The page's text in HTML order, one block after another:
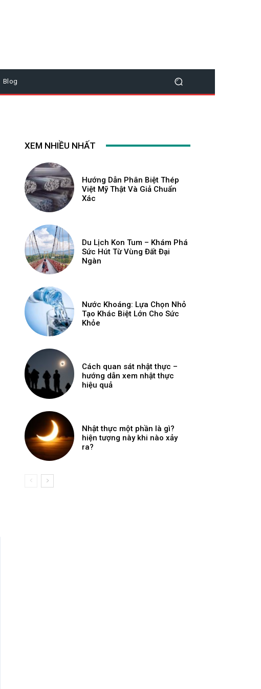
Blog
XEM NHIỀU NHẤT
Hướng Dẫn Phân Biệt Thép
Việt Mỹ Thật Và Giả Chuẩn
Xác
Du Lịch Kon Tum – Khám Phá
Sức Hút Từ Vùng Đất Đại
Ngàn
Nước Khoáng: Lựa Chọn Nhỏ
Tạo Khác Biệt Lớn Cho Sức
Khỏe
Cách quan sát nhật thực –
hướng dẫn xem nhật thực
hiệu quả
Nhật thực một phần là gì?
hiện tượng này khi nào xảy
ra?